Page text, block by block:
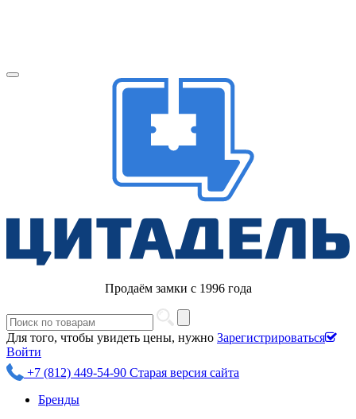
Продаём замки с 1996 года
Для того, чтобы увидеть цены, нужно Зарегистрироваться
Войти
+7 (812) 449-54-90 Старая версия сайта
Бренды